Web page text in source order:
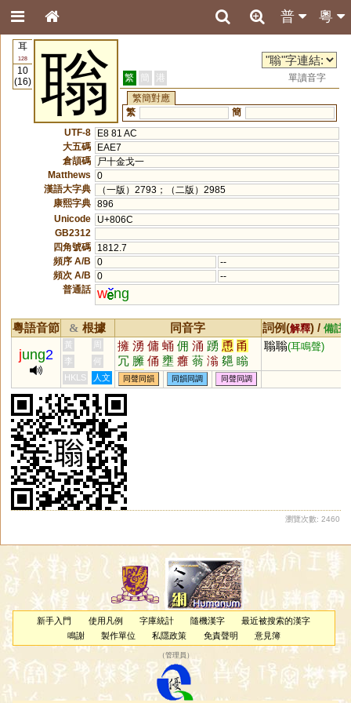
粵
普
耳
128
10
(16)
聬 繁 簡 港
單讀音字
繁簡對應
繁
簡
UTF-8
E8 81 AC
大五碼
EAE7
倉頡碼
尸十金戈一
Matthews
0
漢語大字典
（一版）2793；（二版）2985
康熙字典 896
Unicode
U+806C
GB2312
四角號碼
1812.7
頻序 A/B
0
--
頻次 A/B
0
--
普通話 w ng
粵語音節 & 根據 同音字 詞例(解釋) / 備註
jung2
黃 周 擁 湧 傭 蛹 佣 涌 踴 恿 甬
冗 臃 俑 壅 癰 蓊 滃 郺 瞈
暡 踊 塕 埇
聬聬(耳鳴聲)
李
何
HKLS
人文 同聲同韻 同韻同調 同聲同調
瀏覽次數: 2460
新手入門 使用凡例 字庫統計 隨機漢字
最近被搜索的漢字
鳴謝
製作單位 私隱政策 免責聲明 意見簿
（管理員 ）